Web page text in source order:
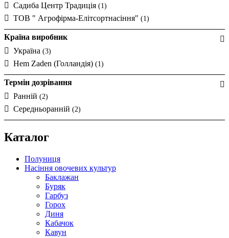
Садиба Центр Традиція (1)
ТОВ " Агрофірма-Елітсортнасіння" (1)
Країна виробник
Україна (3)
Hem Zaden (Голландія) (1)
Термін дозрівання
Ранній (2)
Середньоранній (2)
Каталог
Полуниця
Насіння овочевих культур
Баклажан
Буряк
Гарбуз
Горох
Диня
Кабачок
Кавун